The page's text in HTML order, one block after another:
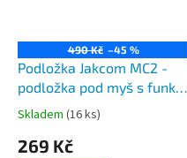
490 Kč –45 %
Podložka Jakcom MC2 -
podložka pod myš s funkcí
bezdrátového nabíjení
mobilního telefonu
Skladem (16 ks)
269 Kč